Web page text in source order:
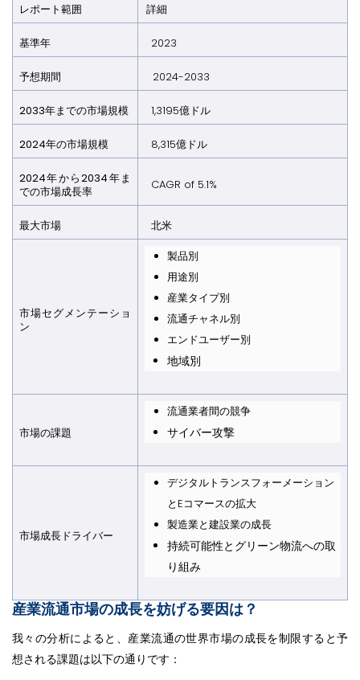
レポート範囲 詳細
基準年 2023
予想期間 2024-2033
2033年までの市場規模 1,3195億ドル
2024年の市場規模 8,315億ドル
2024年から2034年ま
での市場成長率
CAGR of 5.1%
最大市場 北米
市場セグメンテーショ
ン
製品別
用途別
産業タイプ別
流通チャネル別
エンドユーザー別
地域別
市場の課題
流通業者間の競争
サイバー攻撃
市場成長ドライバー
デジタルトランスフォーメーション
とEコマースの拡大
製造業と建設業の成長
持続可能性とグリーン物流への取
り組み
産業流通市場の成長を妨げる要因は？
我々の分析によると、産業流通の世界市場の成長を制限すると予
想される課題は以下の通りです：